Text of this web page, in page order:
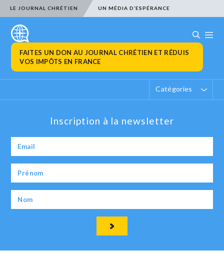
LE JOURNAL CHRÉTIEN UN MÉDIA D’ESPÉRANCE
FAITES UN DON AU JOURNAL CHRÉTIEN ET RÉDUIS
VOS IMPÔTS EN FRANCE
Catégories
Inscription à la newsletter